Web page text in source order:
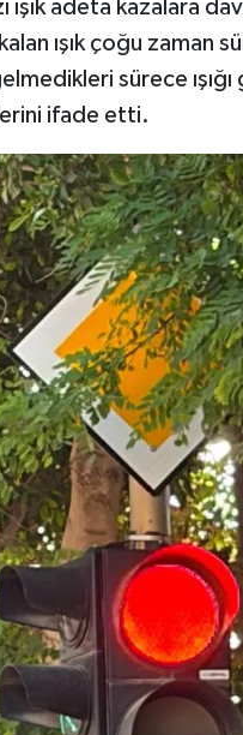
ışık adeta kazalara
ışık çoğu
sürece
ifade etti.